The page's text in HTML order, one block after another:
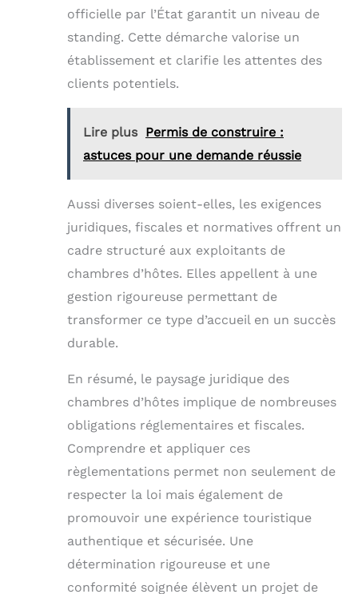
officielle par l’État garantit un niveau de
standing. Cette démarche valorise un
établissement et clarifie les attentes des
clients potentiels.
Lire plus Permis de construire :
astuces pour une demande réussie
Aussi diverses soient-elles, les exigences
juridiques, fiscales et normatives offrent un
cadre structuré aux exploitants de
chambres d’hôtes. Elles appellent à une
gestion rigoureuse permettant de
transformer ce type d’accueil en un succès
durable.
En résumé, le paysage juridique des
chambres d’hôtes implique de nombreuses
obligations réglementaires et fiscales.
Comprendre et appliquer ces
règlementations permet non seulement de
respecter la loi mais également de
promouvoir une expérience touristique
authentique et sécurisée. Une
détermination rigoureuse et une
conformité soignée élèvent un projet de